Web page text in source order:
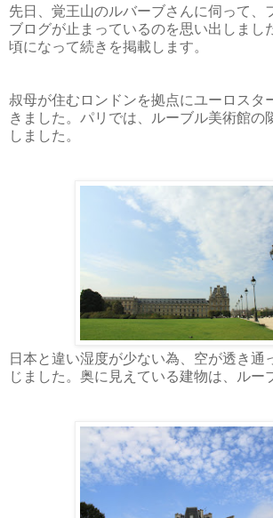
先日、覚王山のルバーブさんに伺って、
ブログが止まっているのを思い出しまし
頃になって続きを掲載します。
叔母が住むロンドンを拠点にユーロスタ
きました。パリでは、ルーブル美術館の
しました。
日本と違い湿度が少ない為、空が透き通
じました。奥に見えている建物は、ルー